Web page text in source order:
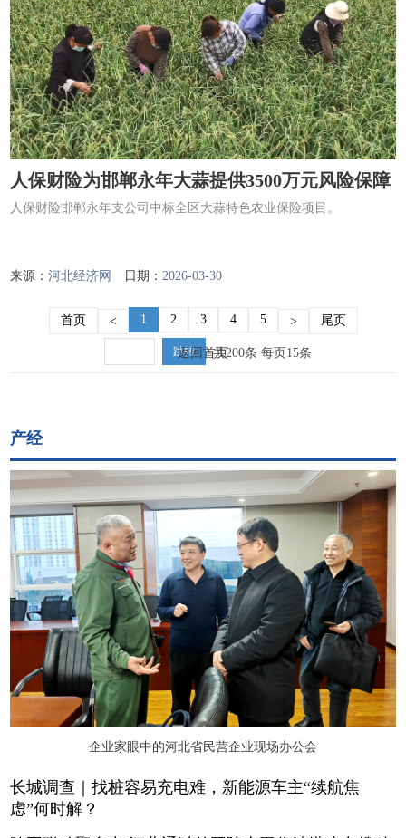
人保财险为邯郸永年大蒜提供3500万元风险保障
人保财险邯郸永年支公司中标全区大蒜特色农业保险项目。
来源：河北经济网 日期： 2026-03-30
首页 < 1 2 3 4 5 > 尾页
跳转 共200条 每页15条
返回首页
产经
企业家眼中的河北省民营企业现场办公会
长城调查｜找桩容易充电难，新能源车主“续航焦
虑”何时解？